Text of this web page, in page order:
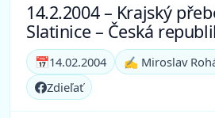
14.2.2004 – Krajský
Slatinice – Česká
📅14.02.2004 ✍️ Miroslav
Zdieľať